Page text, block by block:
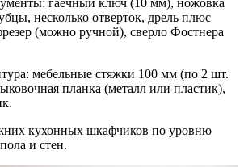
несколько отверток, дрель плюс
(можно ручной), сверло Фостнера
мебельные стяжки 100 мм (по 2 шт.
планка (металл или пластик),
кухонных шкафчиков по уровню
и стен.